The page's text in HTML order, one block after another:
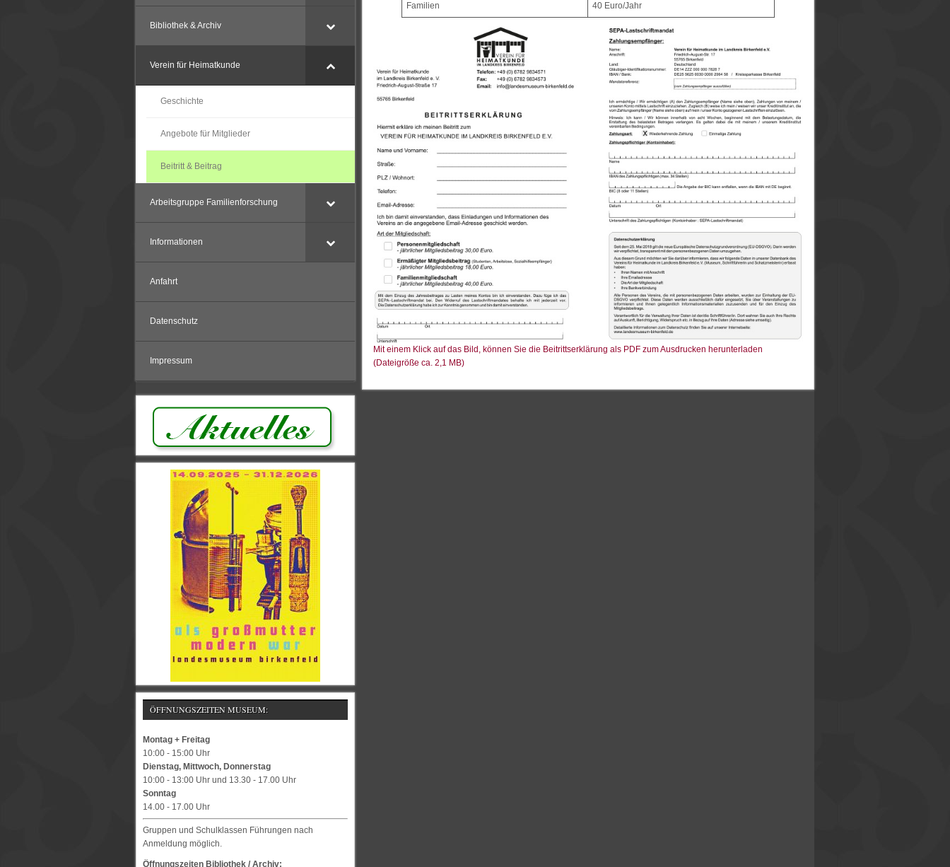
Familien
40 Euro/Jahr
Mit einem Klick auf das Bild, können Sie die Beitrittserklärung als PDF zum Ausdrucken herunterladen
(Dateigröße ca. 2,1 MB)
Bibliothek & Archiv
Verein für Heimatkunde
Geschichte
Angebote für Mitglieder
Beitritt & Beitrag
Arbeitsgruppe Familienforschung
Informationen
Anfahrt
Datenschutz
Impressum
ÖFFNUNGSZEITEN MUSEUM:
Montag + Freitag
10:00 - 15:00 Uhr
Dienstag, Mittwoch, Donnerstag
10:00 - 13:00 Uhr und 13.30 - 17.00 Uhr
Sonntag
14.00 - 17.00 Uhr
Gruppen und Schulklassen Führungen nach
Anmeldung möglich.
Öffnungszeiten Bibliothek / Archiv: